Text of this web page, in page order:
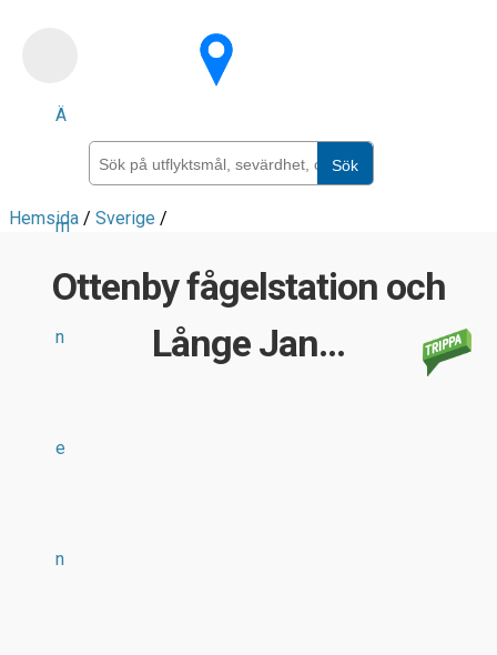
Ä
m
n
e
n
Sök
Hemsida / Sverige /
Ottenby fågelstation och
Långe Jan...